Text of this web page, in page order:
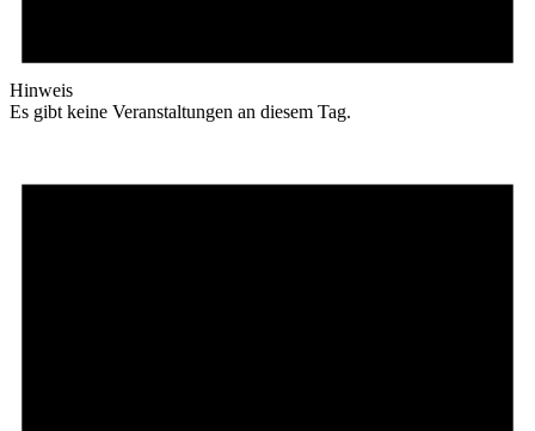
Hinweis
Es gibt keine Veranstaltungen an diesem Tag.